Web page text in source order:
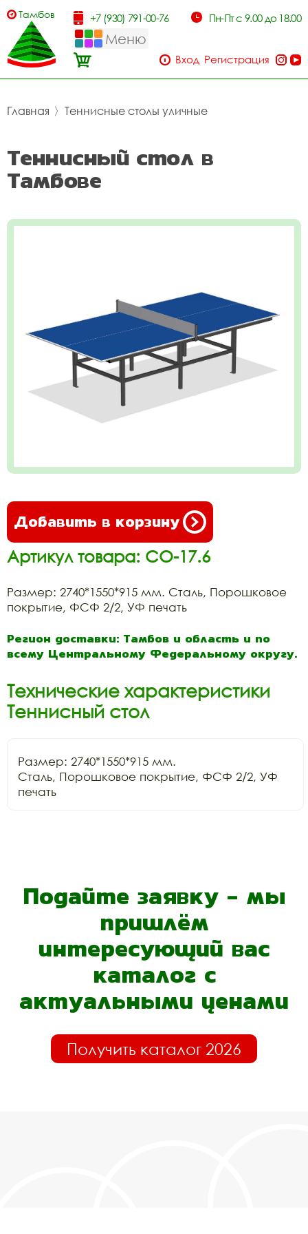
Тамбов +7 (930) 791-00-76 Пн-Пт с 9.00 до 18.00
Меню
Вход Регистрация
Главная 〉 Теннисные столы уличные
Теннисный стол в
Тамбове
Добавить в корзину
Артикул товара: СО-17.6
Размер: 2740*1550*915 мм. Сталь, Порошковое
покрытие, ФСФ 2/2, УФ печать
Регион доставки: Тамбов и область и по
всему Центральному Федеральному округу.
Технические характеристики
Теннисный стол
Размер: 2740*1550*915 мм.
Сталь, Порошковое покрытие, ФСФ 2/2, УФ
печать
Подайте заявку - мы
пришлём
интересующий вас
каталог с
актуальными ценами
Получить каталог 2026